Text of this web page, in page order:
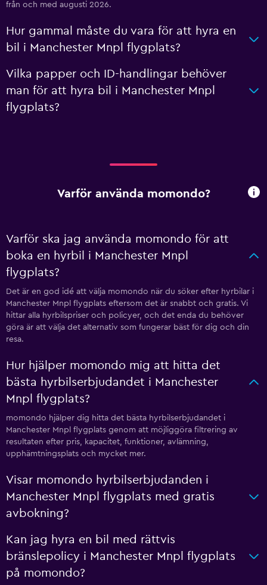
från och med augusti 2026.
Hur gammal måste du vara för att hyra en
bil i Manchester Mnpl flygplats?
Vilka papper och ID-handlingar behöver
man för att hyra bil i Manchester Mnpl
flygplats?
Varför använda momondo?
Varför ska jag använda momondo för att
boka en hyrbil i Manchester Mnpl
flygplats?
Det är en god idé att välja momondo när du söker efter hyrbilar i
Manchester Mnpl flygplats eftersom det är snabbt och gratis. Vi
hittar alla hyrbilspriser och policyer, och det enda du behöver
göra är att välja det alternativ som fungerar bäst för dig och din
resa.
Hur hjälper momondo mig att hitta det
bästa hyrbilserbjudandet i Manchester
Mnpl flygplats?
momondo hjälper dig hitta det bästa hyrbilserbjudandet i
Manchester Mnpl flygplats genom att möjliggöra filtrering av
resultaten efter pris, kapacitet, funktioner, avlämning,
upphämtningsplats och mycket mer.
Visar momondo hyrbilserbjudanden i
Manchester Mnpl flygplats med gratis
avbokning?
Kan jag hyra en bil med rättvis
bränslepolicy i Manchester Mnpl flygplats
på momondo?